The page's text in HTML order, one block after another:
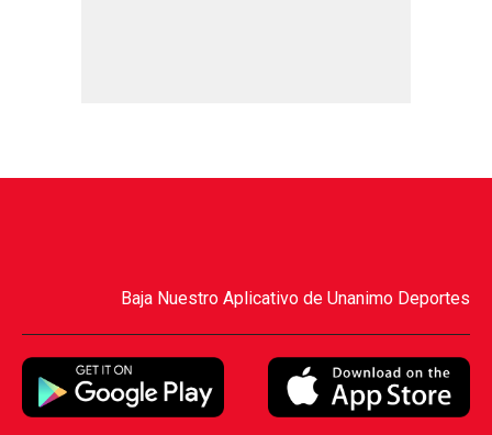
Baja Nuestro Aplicativo de Unanimo Deportes